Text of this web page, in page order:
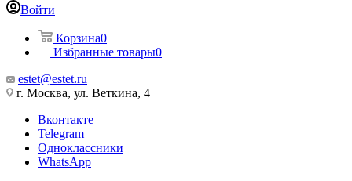
Войти
Корзина0
Избранные товары0
estet@estet.ru
г. Москва, ул. Веткина, 4
Вконтакте
Telegram
Одноклассники
WhatsApp